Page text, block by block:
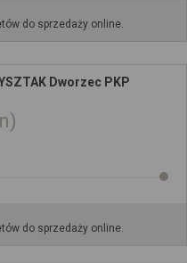
do sprzedaży online.
Dworzec PKP
do sprzedaży online.